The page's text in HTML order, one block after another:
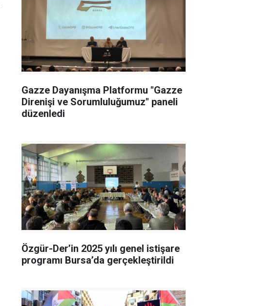
Gazze Dayanışma Platformu "Gazze
Direnişi ve Sorumluluğumuz" paneli
düzenledi
Özgür-Der’in 2025 yılı genel istişare
programı Bursa’da gerçekleştirildi